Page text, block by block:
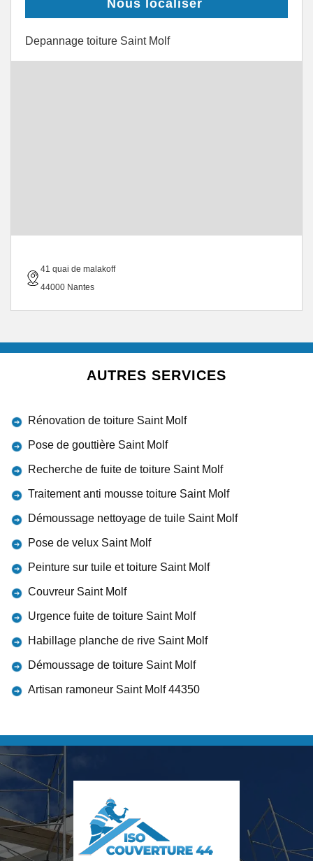
Nous localiser
Depannage toiture Saint Molf
41 quai de malakoff
44000 Nantes
AUTRES SERVICES
Rénovation de toiture Saint Molf
Pose de gouttière Saint Molf
Recherche de fuite de toiture Saint Molf
Traitement anti mousse toiture Saint Molf
Démoussage nettoyage de tuile Saint Molf
Pose de velux Saint Molf
Peinture sur tuile et toiture Saint Molf
Couvreur Saint Molf
Urgence fuite de toiture Saint Molf
Habillage planche de rive Saint Molf
Démoussage de toiture Saint Molf
Artisan ramoneur Saint Molf 44350